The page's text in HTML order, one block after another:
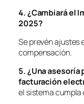
4. ¿Cambiará el
2025?
Se prevén ajustes
compensación.
5. ¿Una
facturación
el sistema cumpla